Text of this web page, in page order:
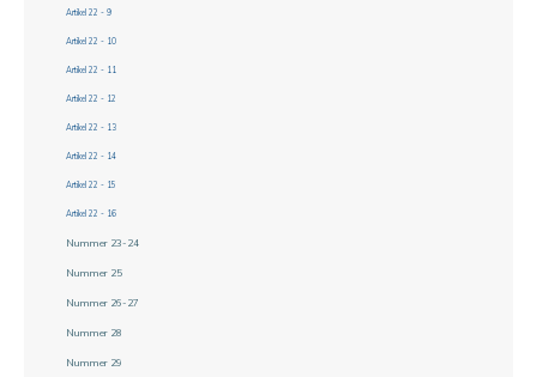
Artikel 22 - 9
Artikel 22 - 10
Artikel 22 - 11
Artikel 22 - 12
Artikel 22 - 13
Artikel 22 - 14
Artikel 22 - 15
Artikel 22 - 16
Nummer 23-24
Nummer 25
Nummer 26-27
Nummer 28
Nummer 29